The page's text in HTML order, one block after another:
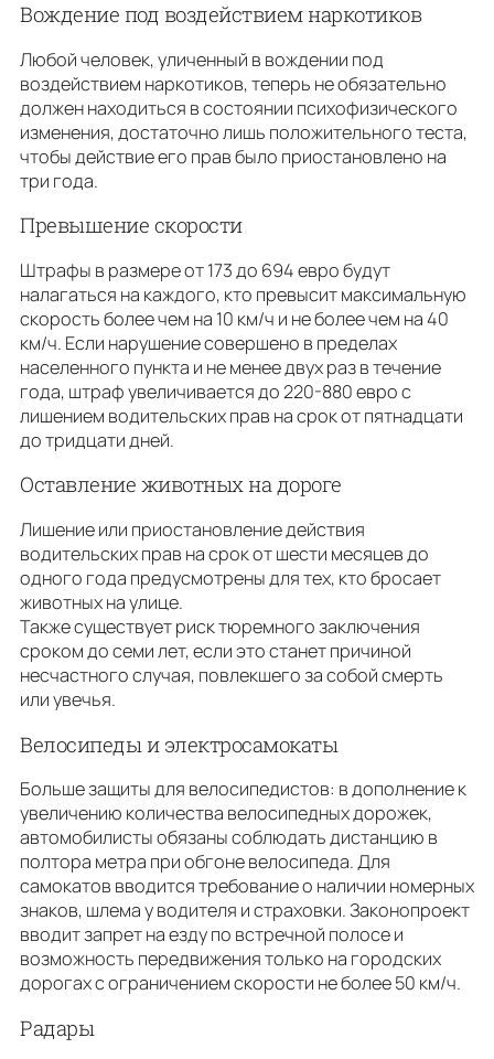
Вождение под воздействием наркотиков
Любой человек, уличенный в вождении под
воздействием наркотиков, теперь не обязательно
должен находиться в состоянии психофизического
изменения, достаточно лишь положительного теста,
чтобы действие его прав было приостановлено на
три года.
Превышение скорости
Штрафы в размере от 173 до 694 евро будут
налагаться на каждого, кто превысит максимальную
скорость более чем на 10 км/ч и не более чем на 40
км/ч. Если нарушение совершено в пределах
населенного пункта и не менее двух раз в течение
года, штраф увеличивается до 220-880 евро с
лишением водительских прав на срок от пятнадцати
до тридцати дней.
Оставление животных на дороге
Лишение или приостановление действия
водительских прав на срок от шести месяцев до
одного года предусмотрены для тех, кто бросает
животных на улице.
Также существует риск тюремного заключения
сроком до семи лет, если это станет причиной
несчастного случая, повлекшего за собой смерть
или увечья.
Велосипеды и электросамокаты
Больше защиты для велосипедистов: в дополнение к
увеличению количества велосипедных дорожек,
автомобилисты обязаны соблюдать дистанцию в
полтора метра при обгоне велосипеда. Для
самокатов вводится требование о наличии номерных
знаков, шлема у водителя и страховки. Законопроект
вводит запрет на езду по встречной полосе и
возможность передвижения только на городских
дорогах с ограничением скорости не более 50 км/ч.
Радары